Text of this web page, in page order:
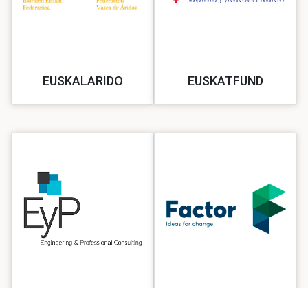
EUSKALARIDO EUSKATFUND